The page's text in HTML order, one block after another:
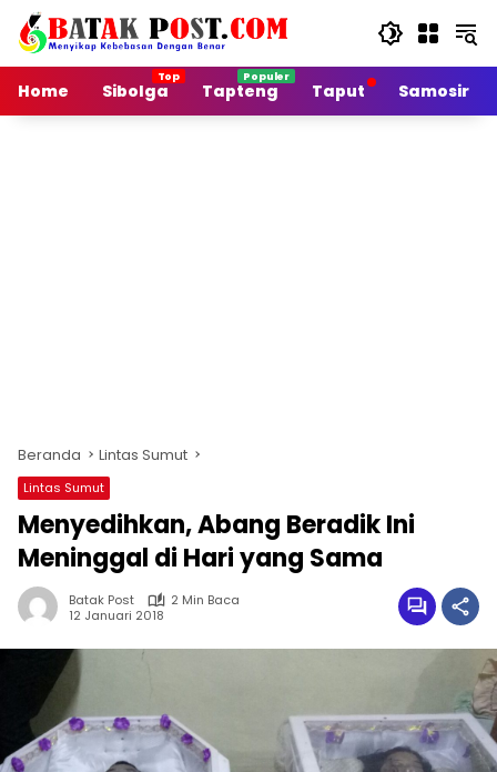
Langsung
konten
Home
Sibolga Tapteng Taput Samosir
Beranda Lintas Sumut
Lintas Sumut
Menyedihkan, Abang Beradik Ini
Meninggal di Hari yang Sama
Batak Post
2 Min Baca
12 Januari 2018